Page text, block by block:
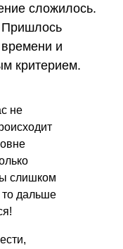
сложилось.
Пришлось
времени и
критерием.
не
слишком
дальше